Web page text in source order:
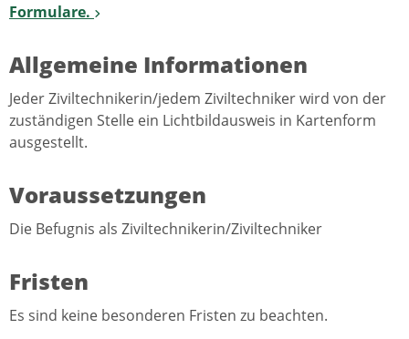
Formulare.
Allgemeine Informationen
Jeder Ziviltechnikerin/jedem Ziviltechniker wird von der
zuständigen Stelle ein Lichtbildausweis in Kartenform
ausgestellt.
Voraussetzungen
Die Befugnis als Ziviltechnikerin/Ziviltechniker
Fristen
Es sind keine besonderen Fristen zu beachten.